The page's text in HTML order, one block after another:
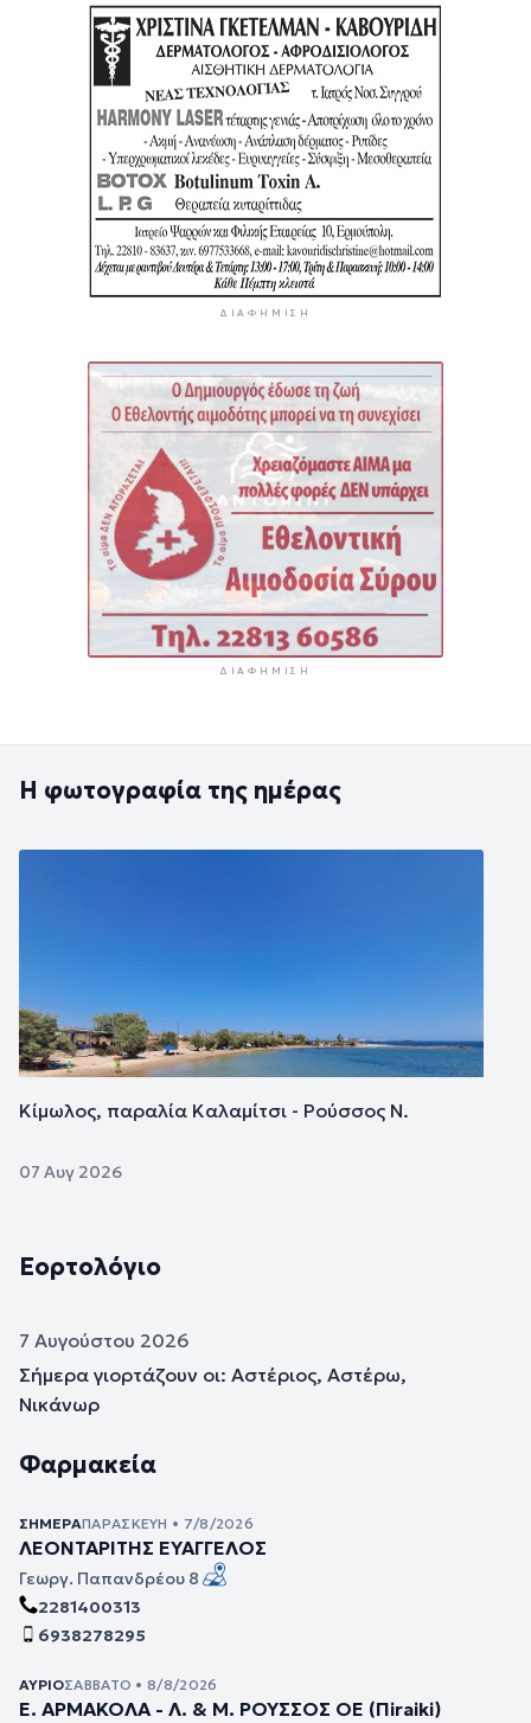
ΔΙΑΦΉΜΙΣΗ
ΔΙΑΦΉΜΙΣΗ
Η φωτογραφία της ημέρας
Κίμωλος, παραλία Καλαμίτσι - Ρούσσος Ν.
07 Αυγ 2026
Εορτολόγιο
7 Αυγούστου 2026
Σήμερα γιορτάζουν οι: Αστέριος, Αστέρω,
Νικάνωρ
Φαρμακεία
ΣΉΜΕΡΑΠΑΡΑΣΚΕΥΉ • 7/8/2026
ΛΕΟΝΤΑΡΙΤΗΣ ΕΥΑΓΓΕΛΟΣ
Γεωργ. Παπανδρέου 8
2281400313
6938278295
ΑΎΡΙΟΣΆΒΒΑΤΟ • 8/8/2026
Ε. ΑΡΜΑΚΟΛΑ - Λ. & Μ. ΡΟΥΣΣΟΣ ΟΕ (Πiraiki)